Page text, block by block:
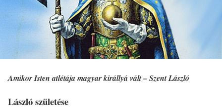
Amikor Isten atlétája magyar királlyá vált – Szent László
László születése